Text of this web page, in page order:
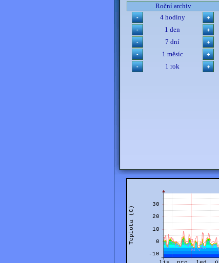
Roční archiv
4 hodiny
1 den
7 dní
1 měsíc
1 rok